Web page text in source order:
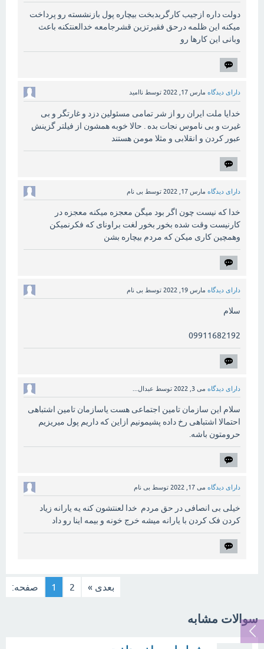
دولت داره ازجیب کارگربدبخت بیچاره پول بازنشسته رو پرداخت
میکنه این ظلمه درحق فقیرتزین قشرجامعه خدالعنتکنه باعث
وبانی این کارها رو
دارای دیدگاه مارس 17, 2022 توسط ناامید
خدایا ملت ایران رو از شر تمامی مسئولین دزد و غارتگر و بی
غیرت و بی ناموس نجات بده . حالا خوبه همشون از فیلتر گزینش
عبور کردن و انقلابی و مثلا مومن هستند
دارای دیدگاه مارس 17, 2022 توسط بی نام
خدا که نیست چون اگر بود میگن معجزه میکنه معجزه در
کارنیست وقت شده بخور بخور لغت براونای که فکرنمیکن
وهمچین کاری میکن که مردم بیچاره بشن
دارای دیدگاه مارس 19, 2022 توسط بی نام
سلام
09911682192
دارای دیدگاه می 3, 2022 توسط عبدال...
سلام این سازمان تامین اجتماعی هست یاسازمان تامین اشتباهی
احتمالا اشتباهی رخ داده پشیمونیم ازاین که داریم پول میریزیم
حرومتون باشه.
دارای دیدگاه می 17, 2022 توسط بی نام
خیلی بی انصافی در حق مردم خدا لعنتشون کنه یه یارانه زیاد
کردن فک کردن با یارانه میشه خرج خونه و بیمه اینا رو داد
صفحه: 1 2 بعدی »
سوالات مشابه